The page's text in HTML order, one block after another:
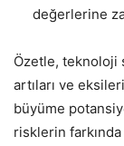
değerlerine
Özetle, teknoloji
artıları ve
büyüme
risklerin farkında